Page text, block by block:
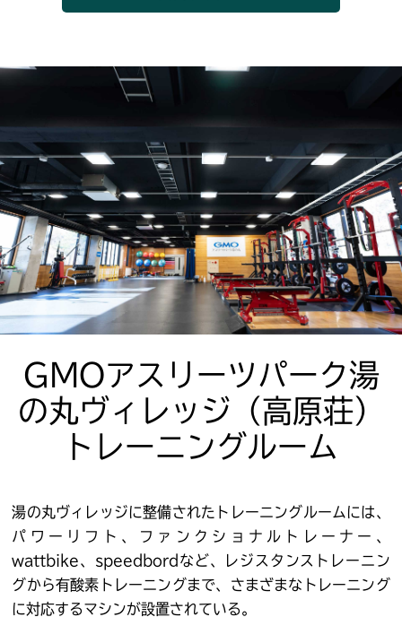
GMOアスリーツパーク湯
の丸ヴィレッジ（高原荘）
トレーニングルーム
湯の丸ヴィレッジに整備されたトレーニングルームには、
パワーリフト、ファンクショナルトレーナー、
wattbike、speedbordなど、レジスタンストレーニン
グから有酸素トレーニングまで、さまざまなトレーニング
に対応するマシンが設置されている。